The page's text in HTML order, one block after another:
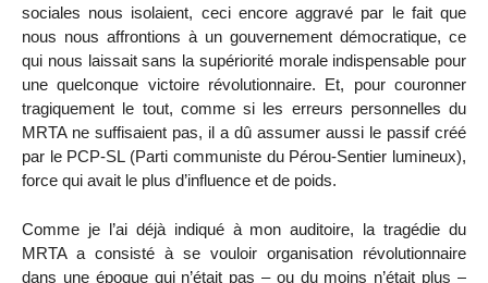
sociales nous isolaient, ceci encore aggravé par le fait que
nous nous affrontions à un gouvernement démocratique, ce
qui nous laissait sans la supériorité morale indispensable pour
une quelconque victoire révolutionnaire. Et, pour couronner
tragiquement le tout, comme si les erreurs personnelles du
MRTA ne suffisaient pas, il a dû assumer aussi le passif créé
par le PCP-SL (Parti communiste du Pérou-Sentier lumineux),
force qui avait le plus d’influence et de poids.
Comme je l’ai déjà indiqué à mon auditoire, la tragédie du
MRTA a consisté à se vouloir organisation révolutionnaire
dans une époque qui n’était pas – ou du moins n’était plus –